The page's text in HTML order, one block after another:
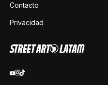
Contacto
Privacidad